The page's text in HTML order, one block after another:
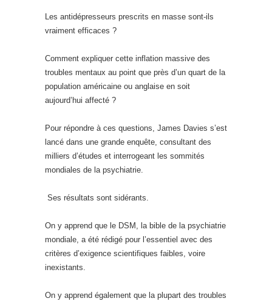
Les antidépresseurs prescrits en masse sont-ils
vraiment efficaces ?
Comment expliquer cette inflation massive des
troubles mentaux au point que près d’un quart de la
population américaine ou anglaise en soit
aujourd’hui affecté ?
Pour répondre à ces questions, James Davies s’est
lancé dans une grande enquête, consultant des
milliers d’études et interrogeant les sommités
mondiales de la psychiatrie.
Ses résultats sont sidérants.
On y apprend que le DSM, la bible de la psychiatrie
mondiale, a été rédigé pour l’essentiel avec des
critères d’exigence scientifiques faibles, voire
inexistants.
On y apprend également que la plupart des troubles